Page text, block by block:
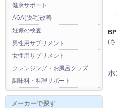
健康サポート
AGA(脱毛)改善
妊娠の検査
男性用サプリメント
女性用サプリメント
クレンジング・お風呂グッズ
調味料・料理サポート
メーカーで探す
(
ホ